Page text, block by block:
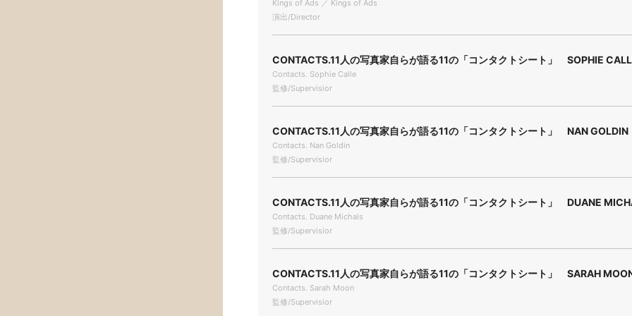
Kings of Ads ／ Kings of Ads
演出/Director
CONTACTS.11人の写真家自らが語る11の「コンタクトシート」 SOPHIE
Contacts. Sophie Calle
監修/Supervisior
CONTACTS.11人の写真家自らが語る11の「コンタクトシート」 NAN GOLDIN
Contacts. Nan Goldin
監修/Supervisior
CONTACTS.11人の写真家自らが語る11の「コンタクトシート」 DUANE
Contacts. Duane Michals
監修/Supervisior
CONTACTS.11人の写真家自らが語る11の「コンタクトシート」 SARAH
Contacts. Sarah Moon
監修/Supervisior